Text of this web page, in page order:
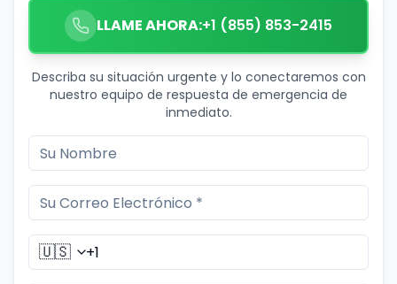
LLAME AHORA:+1 (855) 853-2415
Describa su situación urgente y lo conectaremos con
nuestro equipo de respuesta de emergencia de
inmediato.
🇺🇸